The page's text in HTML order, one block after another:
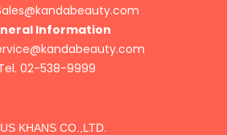
Information
02-538-9999
KHANS CO.,LTD.